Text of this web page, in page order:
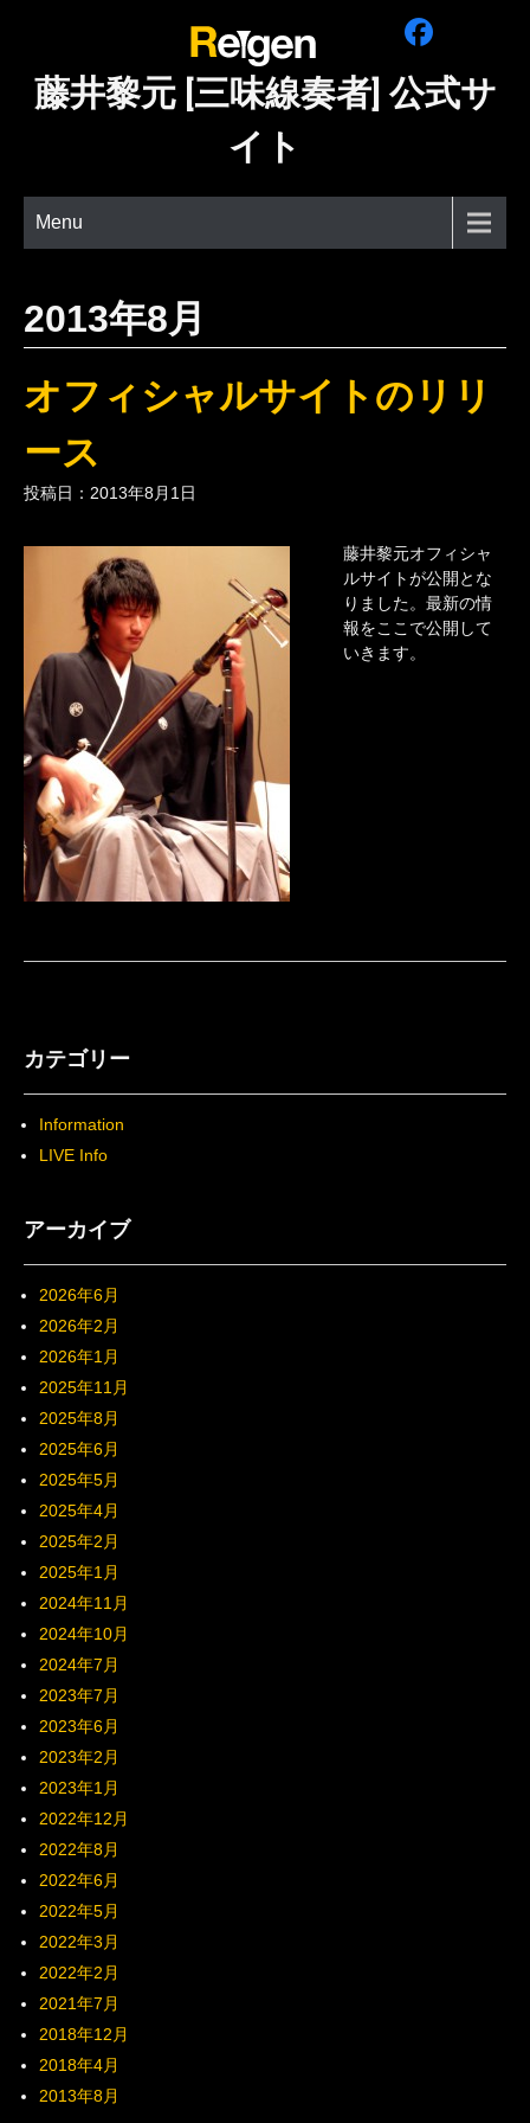
藤井黎元 [三味線奏者] 公式サ
イト
Menu
2013年8月
オフィシャルサイトのリリ
ース
投稿日：2013年8月1日
藤井黎元オフィシャ
ルサイトが公開とな
りました。最新の情
報をここで公開して
いきます。
カテゴリー
Information
LIVE Info
アーカイブ
2026年6月
2026年2月
2026年1月
2025年11月
2025年8月
2025年6月
2025年5月
2025年4月
2025年2月
2025年1月
2024年11月
2024年10月
2024年7月
2023年7月
2023年6月
2023年2月
2023年1月
2022年12月
2022年8月
2022年6月
2022年5月
2022年3月
2022年2月
2021年7月
2018年12月
2018年4月
2013年8月